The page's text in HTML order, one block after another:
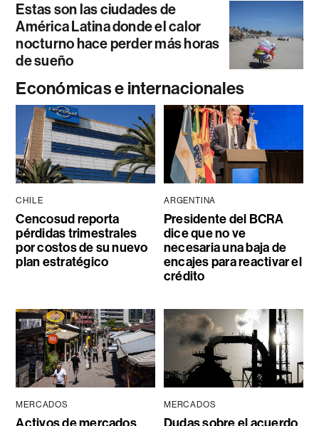
Estas son las ciudades de
América Latina donde el calor
nocturno hace perder más horas
de sueño
Económicas e internacionales
CHILE
Cencosud reporta
pérdidas trimestrales
por costos de su nuevo
plan estratégico
ARGENTINA
Presidente del BCRA
dice que no ve
necesaria una baja de
encajes para reactivar el
crédito
MERCADOS MERCADOS